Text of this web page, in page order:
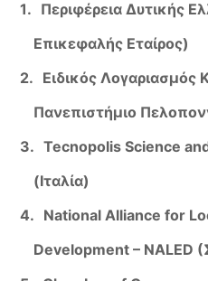
Περιφέρεια Δυτικής
Επικεφαλής Εταίρος)
Ειδικός Λογαριασμός
Πανεπιστήμιο
Tecnopolis Science
(Ιταλία)
National Alliance for
Development – NALED